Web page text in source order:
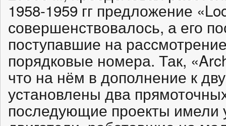
1958-1959 гг предложение
совершенствовалось, а его
поступавшие на
порядковые номера. Так,
что на нём в дополнение к
установлены два
последующие проекты имели